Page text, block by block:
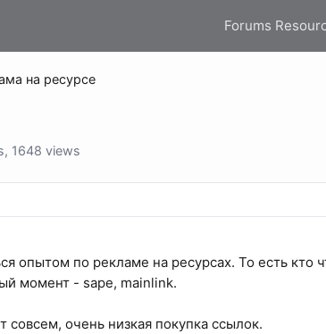
Forums
на ресурсе
1648 views
опытом по рекламе на ресурсах. То есть кто
момент - sape, mainlink.
совсем, очень низкая покупка ссылок.